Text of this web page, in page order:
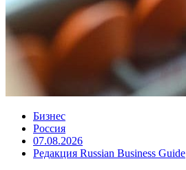
Бизнес
Россия
07.08.2026
Редакция Russian Business Guide